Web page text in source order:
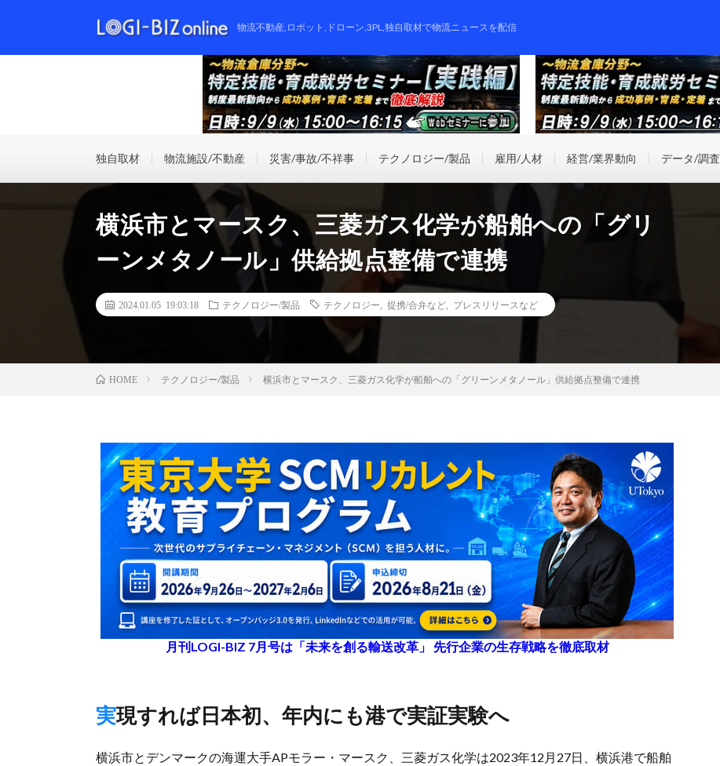
物流不動産,ロボット,ドローン,3PL,独自取材で物流ニュースを配信
独自取材 物流施設/不動産 災害/事故/不祥事 テクノロジー/製品 雇用/人材 経営/業界動向 データ/調査
横浜市とマースク、三菱ガス化学が船舶への「グリ
ーンメタノール」供給拠点整備で連携
2024.01.05 19:03:18 テクノロジー/製品 テクノロジー 提携/合弁など プレスリリースなど
HOME テクノロジー/製品 横浜市とマースク、三菱ガス化学が船舶への「グリーンメタノール」供給拠点整備で連携
月刊LOGI-BIZ 7月号は「未来を創る輸送改革」 先行企業の生存戦略を徹底取材
実現すれば日本初、年内にも港で実証実験へ
横浜市とデンマークの海運大手APモラー・マースク、三菱ガス化学は2023年12月27日、横浜港で船舶